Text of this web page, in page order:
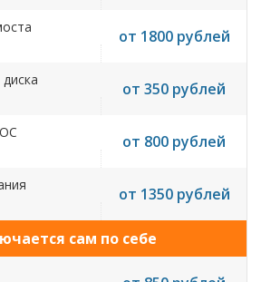
от 1800 рублей
от 350 рублей
от 800 рублей
от 1350 рублей
сам по себе